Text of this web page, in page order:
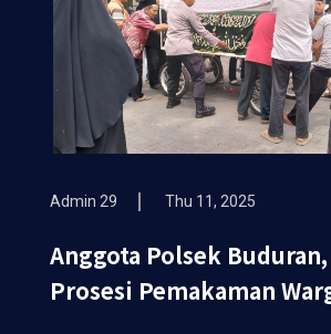
Admin 29 Thu 11, 2025
Anggota Polsek
Prosesi Pemakaman